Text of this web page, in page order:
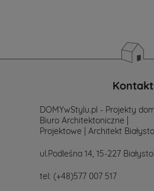
Kontakt
DOMYwStylu.pl - Projekty
Biuro Architektoniczne |
Projektowe | Architekt
ul.Podleśna 14, 15-227
tel: (+48)577 007 517